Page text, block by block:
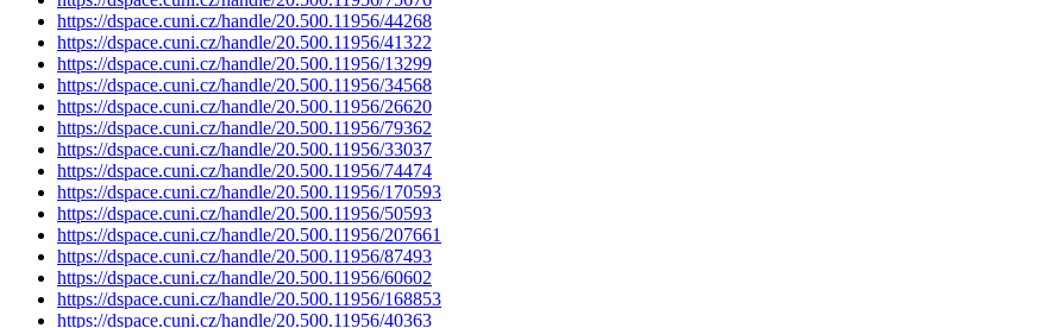
https://dspace.cuni.cz/handle/20.500.11956/44268
https://dspace.cuni.cz/handle/20.500.11956/41322
https://dspace.cuni.cz/handle/20.500.11956/13299
https://dspace.cuni.cz/handle/20.500.11956/34568
https://dspace.cuni.cz/handle/20.500.11956/26620
https://dspace.cuni.cz/handle/20.500.11956/79362
https://dspace.cuni.cz/handle/20.500.11956/33037
https://dspace.cuni.cz/handle/20.500.11956/74474
https://dspace.cuni.cz/handle/20.500.11956/170593
https://dspace.cuni.cz/handle/20.500.11956/50593
https://dspace.cuni.cz/handle/20.500.11956/207661
https://dspace.cuni.cz/handle/20.500.11956/87493
https://dspace.cuni.cz/handle/20.500.11956/60602
https://dspace.cuni.cz/handle/20.500.11956/168853
https://dspace.cuni.cz/handle/20.500.11956/40363